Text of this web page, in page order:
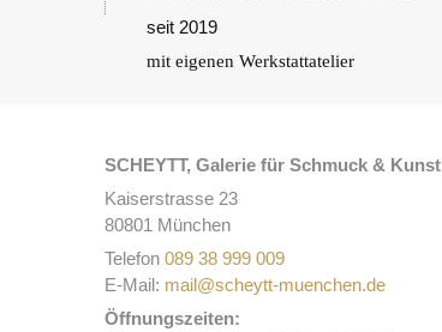
seit 2019
mit eigenen Werkstattatelier
SCHEYTT, Galerie für Schmuck & Kunst
Kaiserstrasse 23
80801 München
Telefon 089 38 999 009
E-Mail: mail@scheytt-muenchen.de
Öffnungszeiten: